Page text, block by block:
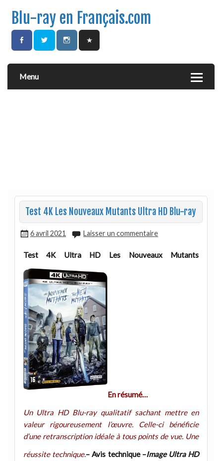
Blu-ray en Français.com
Menu
Test 4K Les Nouveaux Mutants Ultra HD Blu-ray
6 avril 2021 Laisser un commentaire
Test 4K Ultra HD Les Nouveaux Mutants
En résumé…
Un Ultra HD Blu-ray qualitatif sachant mettre en
valeur rigoureusement l’œuvre. Celle-ci bénéficie
d’une retranscription idéale à tous points de vue. Une
réussite technique.– Avis technique –Image Ultra HD